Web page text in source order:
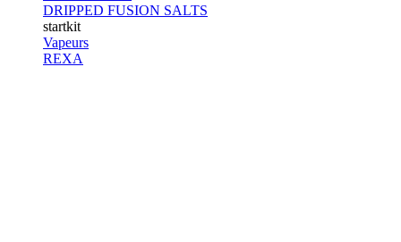
DRIPPED FUSION SALTS
startkit
Vapeurs
REXA